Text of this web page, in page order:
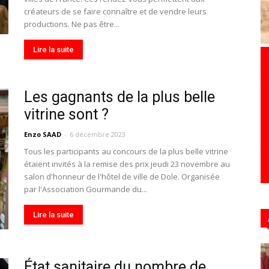
créateurs de se faire connaître et de vendre leurs
productions. Ne pas être...
Lire la suite
Les gagnants de la plus belle
vitrine sont ?
Enzo SAAD - 6 décembre 2023
Tous les participants au concours de la plus belle vitrine
étaient invités à la remise des prix jeudi 23 novembre au
salon d'honneur de l'hôtel de ville de Dole. Organisée
par l'Association Gourmande du...
Lire la suite